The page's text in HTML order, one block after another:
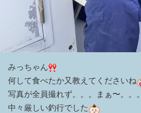
みっちゃん
何して食べたか又教えてくださいね
写真が全員撮れず。。。まぁ〜。。。
中々厳しい釣行でした